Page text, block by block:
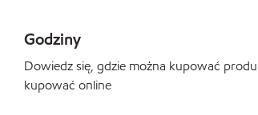
Godziny
Dowiedz się, gdzie można kupować
kupować online